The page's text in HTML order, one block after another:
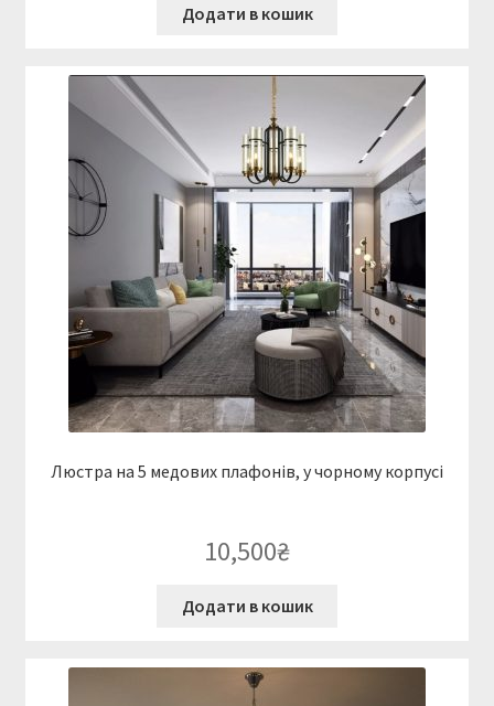
Додати в кошик
Люстра на 5 медових плафонів, у чорному корпусі
10,500₴
Додати в кошик